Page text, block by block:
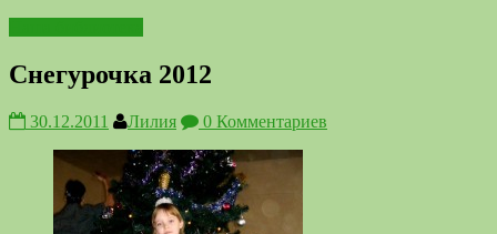
Снегурочка 2012
30.12.2011 Лилия 0 Комментариев